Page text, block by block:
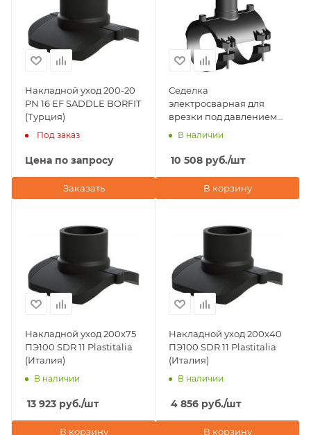
Накладной уход 200-20
PN 16 EF SADDLE BORFIT
(Турция)
Под заказ
Цена по запросу
Заказать
Седелка
электросварная для
врезки под давлением
D200х40 ПЭ100 SDR 11
В наличии
10 508 руб./шт
В корзину
Накладной уход 200х75
ПЭ100 SDR 11 Plastitalia
(Италия)
В наличии
13 923 руб./шт
В корзину
Накладной уход 200х40
ПЭ100 SDR 11 Plastitalia
(Италия)
В наличии
4 856 руб./шт
В корзину